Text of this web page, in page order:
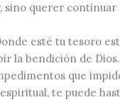
sino querer
esté tu tesoro
la bendición de
que
te puede